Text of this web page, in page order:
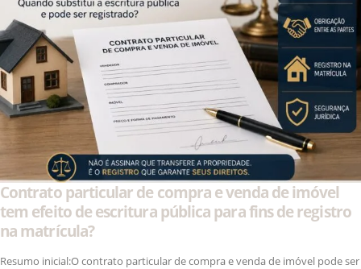
Contrato particular de compra e venda de imóvel
tem efeito de escritura pública para fins de registro
na matrícula?
Resumo inicial:O contrato particular de compra e venda de imóvel pode ser